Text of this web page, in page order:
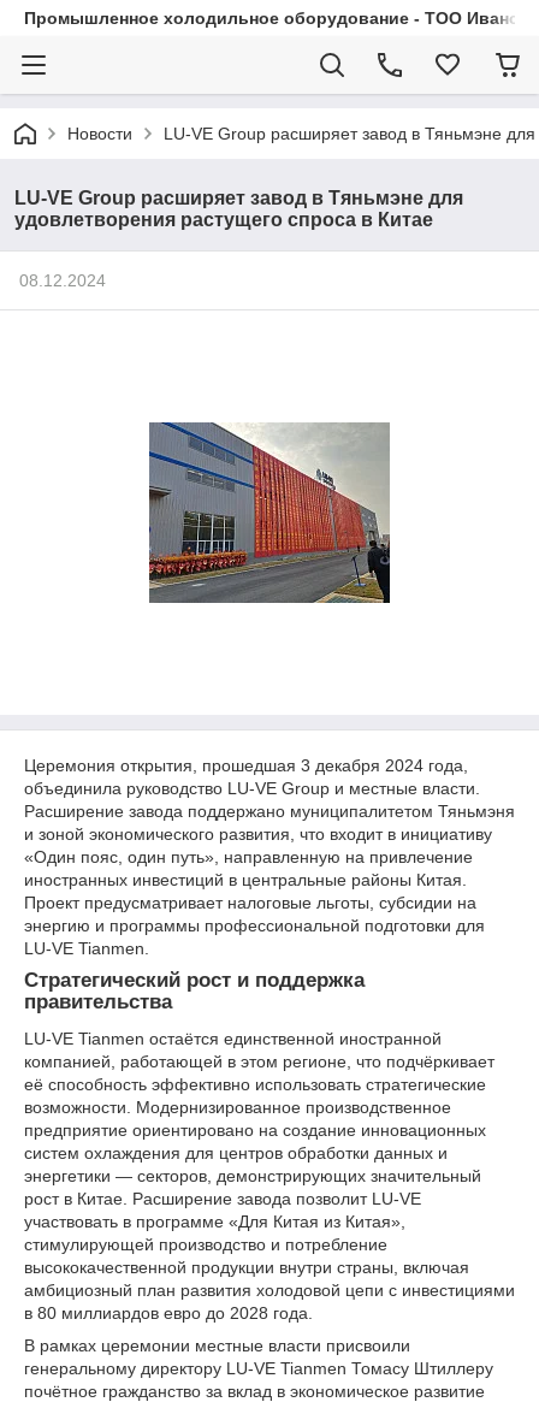
Промышленное холодильное оборудование - ТОО
Новости LU-VE Group расширяет завод в Тяньмэне
LU-VE Group расширяет завод в Тяньмэне для
удовлетворения растущего спроса в Китае
08.12.2024
Церемония открытия, прошедшая 3 декабря 2024 года,
объединила руководство LU-VE Group и местные власти.
Расширение завода поддержано муниципалитетом Тяньмэня
и зоной экономического развития, что входит в инициативу
«Один пояс, один путь», направленную на привлечение
иностранных инвестиций в центральные районы Китая.
Проект предусматривает налоговые льготы, субсидии на
энергию и программы профессиональной подготовки для
LU-VE Tianmen.
Стратегический рост и поддержка
правительства
LU-VE Tianmen остаётся единственной иностранной
компанией, работающей в этом регионе, что подчёркивает
её способность эффективно использовать стратегические
возможности. Модернизированное производственное
предприятие ориентировано на создание инновационных
систем охлаждения для центров обработки данных и
энергетики — секторов, демонстрирующих значительный
рост в Китае. Расширение завода позволит LU-VE
участвовать в программе «Для Китая из Китая»,
стимулирующей производство и потребление
высококачественной продукции внутри страны, включая
амбициозный план развития холодовой цепи с инвестициями
в 80 миллиардов евро до 2028 года.
В рамках церемонии местные власти присвоили
генеральному директору LU-VE Tianmen Томасу Штиллеру
почётное гражданство за вклад в экономическое развитие